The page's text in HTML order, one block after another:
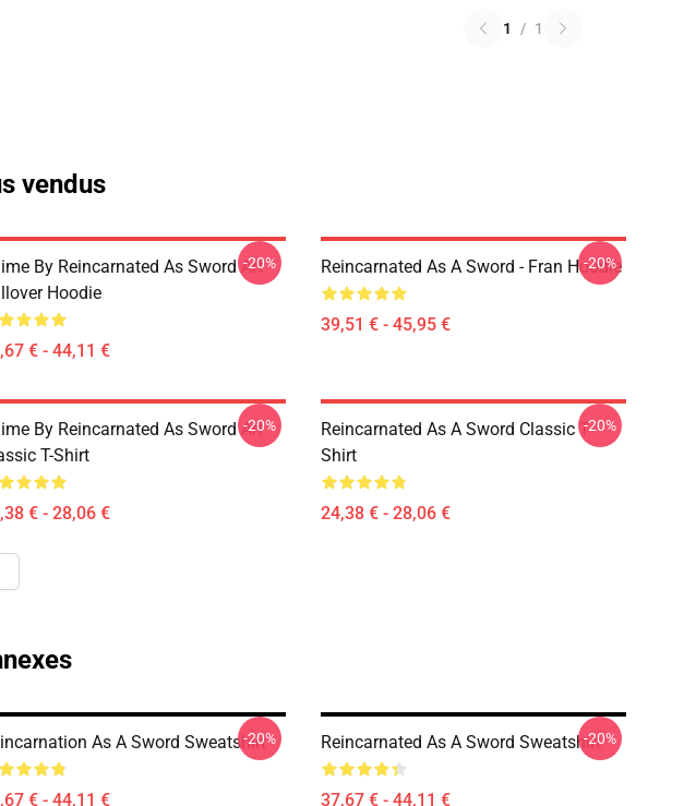
1 / 1
vendus
By Reincarnated As Sword Art
Hoodie
€ - 44,11 €
-20% Reincarnated As A Sword - Fran Hoodie
39,51 € - 45,95 €
-20%
By Reincarnated As Sword Art
T-Shirt
€ - 28,06 €
-20%
Reincarnated As A Sword Classic T-
Shirt
24,38 € - 28,06 €
-20%
As A Sword Sweatshirt
€ - 44,11 €
-20% Reincarnated As A Sword Sweatshirt
37,67 € - 44,11 €
-20%